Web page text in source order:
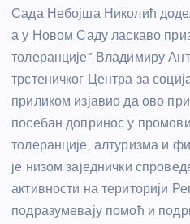
Сада Небојша Николић
а у Новом Саду ласкаво
толеранције” Владимиру
трстеничког Центра за
приликом изјавио да ово
посебан допринос у
толеранције, алтуризма и
је низом заједнички
активности на територији
подразумевају помоћ и